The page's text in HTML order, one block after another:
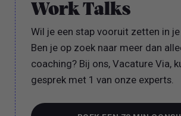
Work Talks
Wil je een stap vooruit zetten in
Ben je op zoek naar meer dan
coaching? Bij ons, Vacature Via,
gesprek met 1 van onze experts.